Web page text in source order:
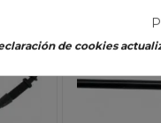
de cookies